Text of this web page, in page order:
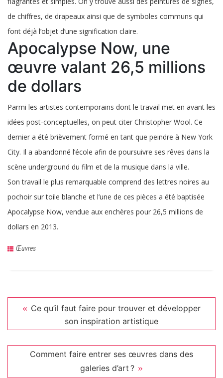
de chiffres, de drapeaux ainsi que de symboles communs qui
font déjà l’objet d’une signification claire.
Apocalypse Now, une
œuvre valant 26,5 millions
de dollars
Parmi les artistes contemporains dont le travail met en avant les
idées post-conceptuelles, on peut citer Christopher Wool. Ce
dernier a été brièvement formé en tant que peindre à New York
City. Il a abandonné l’école afin de poursuivre ses rêves dans la
scène underground du film et de la musique dans la ville.
Son travail le plus remarquable comprend des lettres noires au
pochoir sur toile blanche et l’une de ces pièces a été baptisée
Apocalypse Now, vendue aux enchères pour 26,5 millions de
dollars en 2013.
Œuvres
Ce qu’il faut faire pour trouver et développer
son inspiration artistique
Comment faire entrer ses œuvres dans des
galeries d’art ?